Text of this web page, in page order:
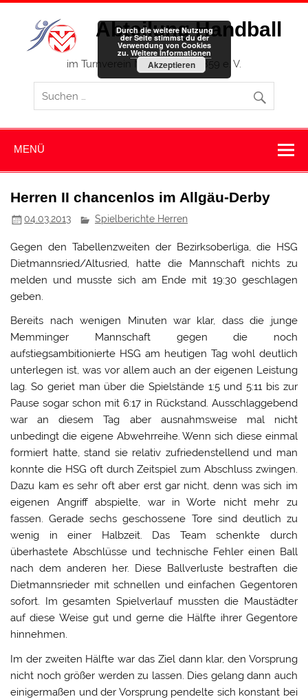
Zum
springen
Abteilung Handball
im Turnverein Memmingen 1859 e. V.
MENÜ
Herren II chancenlos im Allgäu-Derby
04.03.2013 Spielberichte Herren
Gegen den Tabellenzweiten der Bezirksoberliga, die HSG
Dietmannsried/Altusried, hatte die Mannschaft nichts zu
melden und musste sich am Ende mit 19:30 geschlagen
geben.
Bereits nach wenigen Minuten war klar, dass die junge
Memminger Mannschaft gegen die noch
aufstiegsambitionierte HSG am heutigen Tag wohl deutlich
unterlegen ist, was vor allem auch an der eigenen Leistung
lag. So geriet man über die Spielstände 1:5 und 5:11 bis zur
Pause sogar schon mit 6:17 in Rückstand. Ausschlaggebend
war an diesem Tag aber ausnahmsweise mal nicht
unbedingt die eigene Abwehrreihe. Wenn sich diese einmal
formiert hatte, stand sie relativ zufriedenstellend und man
konnte die HSG oft durch Zeitspiel zum Abschluss zwingen.
Dazu kam es sehr oft aber erst gar nicht, denn was sich im
eigenen Angriff abspielte, war in Worte nicht mehr zu
fassen. Gerade sechs geschossene Tore sind deutlich zu
wenig in einer Halbzeit. Das Team schenkte durch
überhastete Abschlüsse und technische Fehler einen Ball
nach dem anderen her. Diese Ballverluste bestraften die
Dietmannsrieder mit schnellen und einfachen Gegentoren
sofort. Im gesamten Spielverlauf mussten die Maustädter
auf diese Weise gut und gerne die Hälfte ihrer Gegentore
hinnehmen.
Im der zweiten Hälfte war das Ziel dann klar, den Vorsprung
nicht noch größer werden zu lassen. Dies gelang dann auch
einigermaßen und der Vorsprung pendelte sich konstant bei
Durch die weitere Nutzung
der Seite stimmst du der
Verwendung von Cookies
zu. Weitere Informationen
Akzeptieren